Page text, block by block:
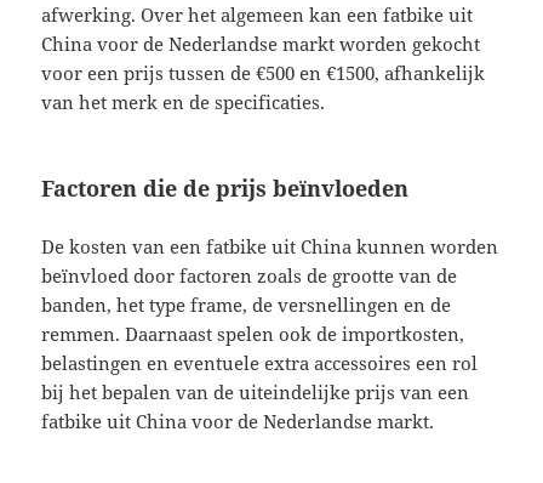
afwerking. Over het algemeen kan een fatbike uit
China voor de Nederlandse markt worden gekocht
voor een prijs tussen de €500 en €1500, afhankelijk
van het merk en de specificaties.
Factoren die de prijs beïnvloeden
De kosten van een fatbike uit China kunnen worden
beïnvloed door factoren zoals de grootte van de
banden, het type frame, de versnellingen en de
remmen. Daarnaast spelen ook de importkosten,
belastingen en eventuele extra accessoires een rol
bij het bepalen van de uiteindelijke prijs van een
fatbike uit China voor de Nederlandse markt.